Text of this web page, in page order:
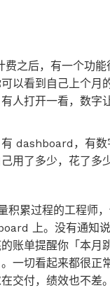
之后，有一个功能
以看到自己上个月
人打开一看，数字
dashboard，有数
用了多少，花了多
积累过程的工程师
上。没有通知
账单提醒你「本月
一切看起来都很正
交付，绩效也不差。